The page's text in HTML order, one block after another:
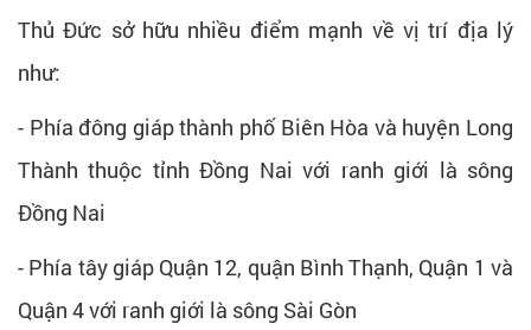
Thủ Đức sở hữu nhiều điểm mạnh về vị trí địa lý
như:
- Phía đông giáp thành phố Biên Hòa và huyện Long
Thành thuộc tỉnh Đồng Nai với ranh giới là sông
Đồng Nai
- Phía tây giáp Quận 12, quận Bình Thạnh, Quận 1 và
Quận 4 với ranh giới là sông Sài Gòn